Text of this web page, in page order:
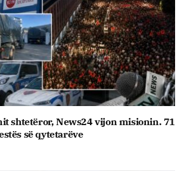
shtetëror, News24 vijon misionin. 71
së qytetarëve